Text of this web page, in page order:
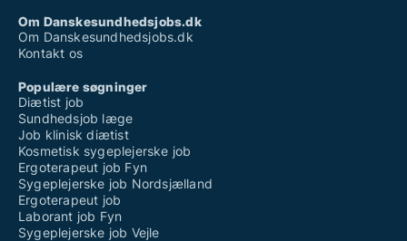
Om Danskesundhedsjobs.dk
Om Danskesundhedsjobs.dk
Kontakt os
Populære søgninger
Diætist job
Sundhedsjob læge
Job klinisk diætist
Kosmetisk sygeplejerske job
Ergoterapeut job Fyn
Sygeplejerske job Nordsjælland
Ergoterapeut job
Laborant job Fyn
Sygeplejerske job Vejle